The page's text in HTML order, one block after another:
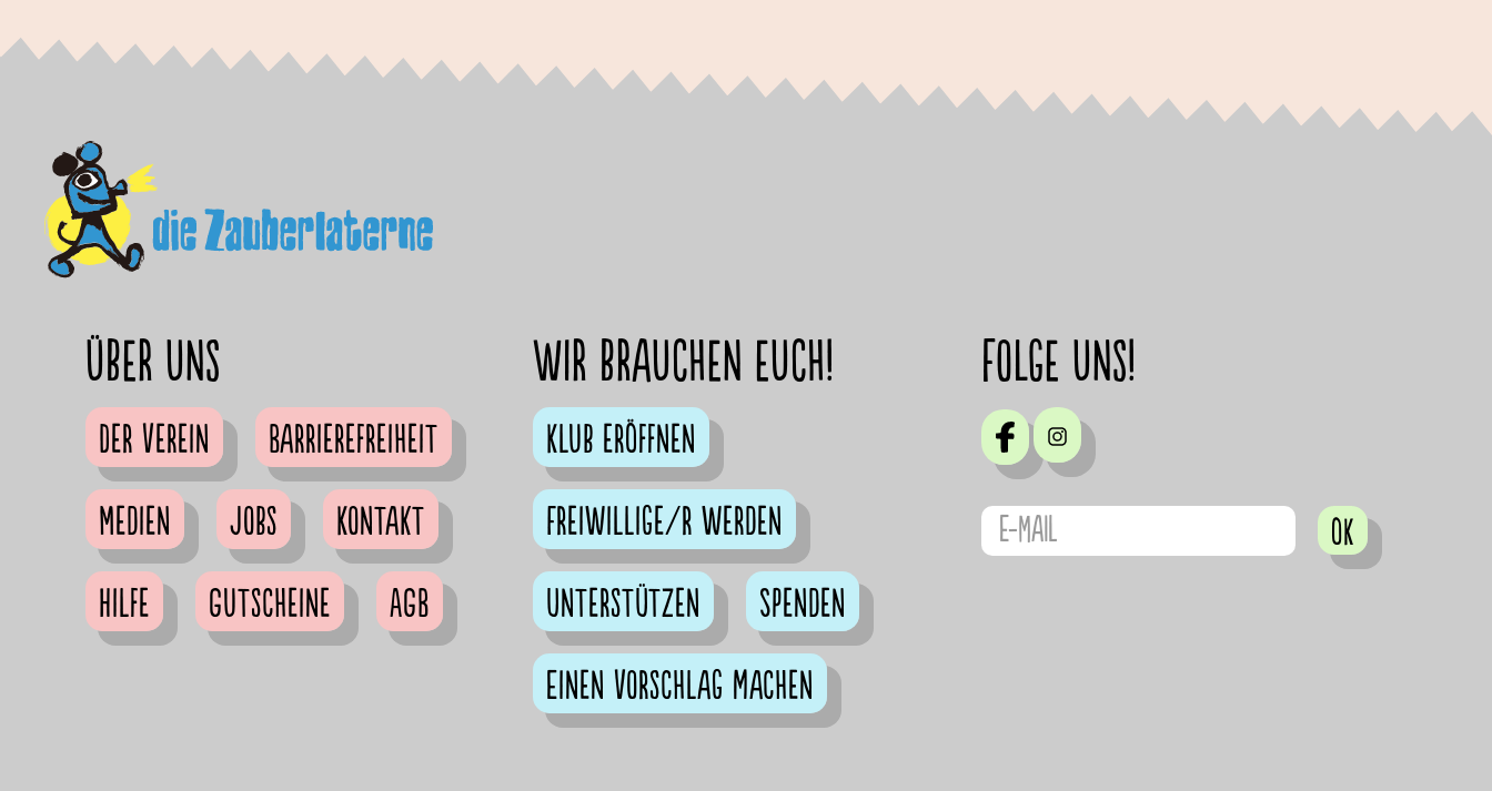
Über uns
Der Verein
Barrierefreiheit
Medien
Jobs
Kontakt
Hilfe
Gutscheine AGB
Wir brauchen euch!
Klub eröffnen
Freiwillige/r werden
Unterstützen
Spenden
Einen Vorschlag machen
Folge uns!
OK